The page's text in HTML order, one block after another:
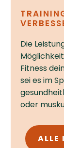
Die
Fitness
sei es im
oder
ALLE